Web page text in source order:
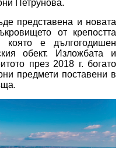
Петрунова.
представена и новата
от крепостта
която е дългогодишен
обект. Изложбата и
през 2018 г. богато
предмети поставени в